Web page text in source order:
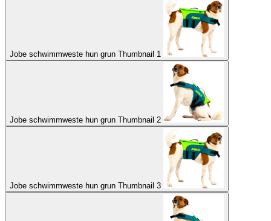
Jobe schwimmweste hun grun Thumbnail 1
Jobe schwimmweste hun grun Thumbnail 2
Jobe schwimmweste hun grun Thumbnail 3